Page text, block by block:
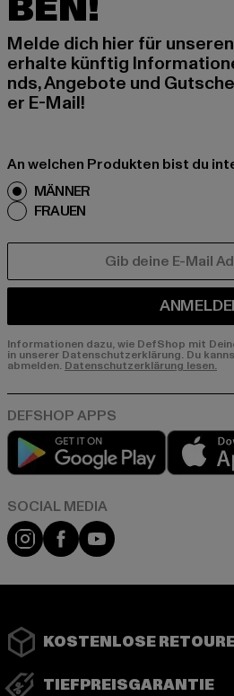
Melde dich hier für
erhalte künftig
nds, Angebote und
er E-Mail!
An welchen Produkten bist du
MÄNNER
FRAUEN
Informationen dazu, wie DefShop mit
in unserer Datenschutzerklärung. Du
abmelden. Datenschutzerklärung lesen.
Play
Instagram
FacebookYouTube
KOSTENLOSE
TIEFPREISGARANTIE